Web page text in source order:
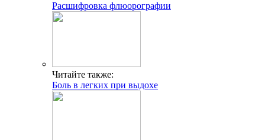
Расшифровка флюорографии
Читайте также:
Боль в легких при выдохе